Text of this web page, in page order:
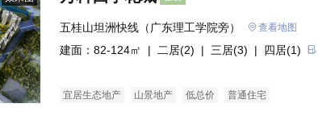
五桂山坦洲快线（广东理工学院旁） 查看地图
建面：82-124㎡ | 二居(2) | 三居(3) | 四居(1)
宜居生态地产 山景地产 低总价 普通住宅